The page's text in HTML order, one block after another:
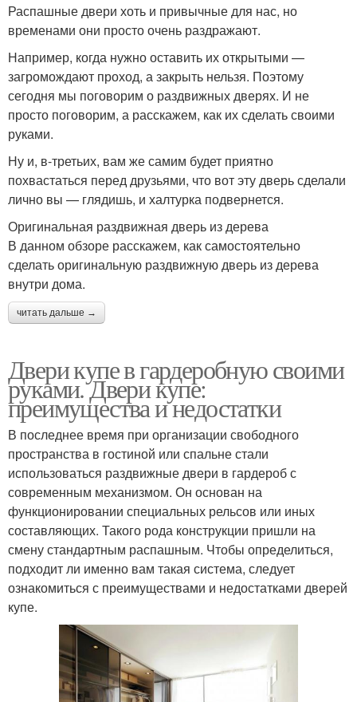
Распашные двери хоть и привычные для нас, но
временами они просто очень раздражают.
Например, когда нужно оставить их открытыми —
загромождают проход, а закрыть нельзя. Поэтому
сегодня мы поговорим о раздвижных дверях. И не
просто поговорим, а расскажем, как их сделать своими
руками.
Ну и, в-третьих, вам же самим будет приятно
похвастаться перед друзьями, что вот эту дверь сделали
лично вы — глядишь, и халтурка подвернется.
Оригинальная раздвижная дверь из дерева
В данном обзоре расскажем, как самостоятельно
сделать оригинальную раздвижную дверь из дерева
внутри дома.
читать дальше →
Двери купе в гардеробную своими
руками. Двери купе:
преимущества и недостатки
В последнее время при организации свободного
пространства в гостиной или спальне стали
использоваться раздвижные двери в гардероб с
современным механизмом. Он основан на
функционировании специальных рельсов или иных
составляющих. Такого рода конструкции пришли на
смену стандартным распашным. Чтобы определиться,
подходит ли именно вам такая система, следует
ознакомиться с преимуществами и недостатками дверей
купе.